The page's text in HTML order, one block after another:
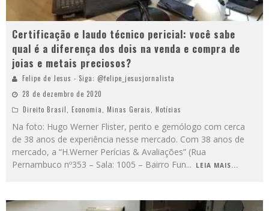
Certificação e laudo técnico pericial: você sabe
qual é a diferença dos dois na venda e compra de
joias e metais preciosos?
Felipe de Jesus - Siga: @felipe_jesusjornalista
28 de dezembro de 2020
Direito Brasil, Economia, Minas Gerais, Notícias
Na foto: Hugo Werner Flister, perito e gemólogo com cerca
de 38 anos de experiência nesse mercado. Com 38 anos de
mercado, a “H.Werner Perícias & Avaliações” (Rua
Pernambuco nº353 – Sala: 1005 – Bairro Fun... LEIA MAIS...